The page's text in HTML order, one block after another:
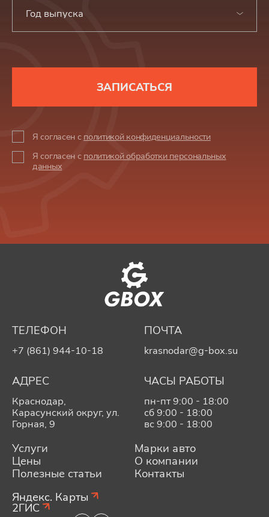
Год выпуска
ЗАПИСАТЬСЯ
Я согласен с политикой конфиденциальности
Я согласен с политикой обработки персональных
данных
ТЕЛЕФОН
+7 (861) 944-10-18
ПОЧТА
krasnodar@g-box.su
АДРЕС
Краснодар,
Карасунский округ, ул.
Горная, 9
ЧАСЫ РАБОТЫ
пн-пт 9:00 - 18:00
сб 9:00 - 18:00
вс 9:00 - 18:00
Услуги
Марки авто
Цены
О компании
Полезные статьи
Контакты
Яндекс. Карты
2ГИС